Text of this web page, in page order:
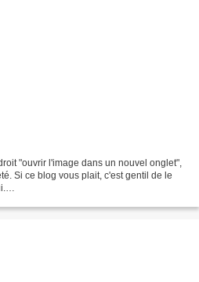
"ouvrir l'image dans un nouvel onglet",
Si ce blog vous plait, c'est gentil de le